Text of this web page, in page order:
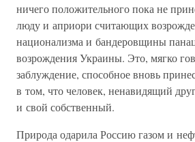
ничего положительного пока не
люду и априори считающих
национализма и бандеровщины
возрождения Украины. Это, мягко
заблуждение, способное вновь
в том, что человек, ненавидящий
и свой собственный.
Природа одарила Россию газом и